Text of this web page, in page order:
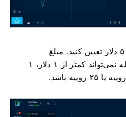
۲. مبلغ سرمایه‌گذاری را ۵۰ دلار تعیین کنید. مبلغ
سرمایه‌گذاری در یک معامله نمی‌تواند کمتر از ۱ دلار، ۱